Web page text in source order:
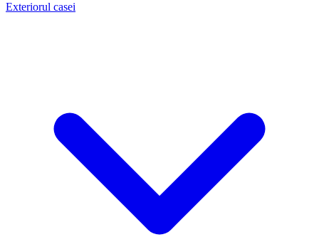
Exteriorul casei